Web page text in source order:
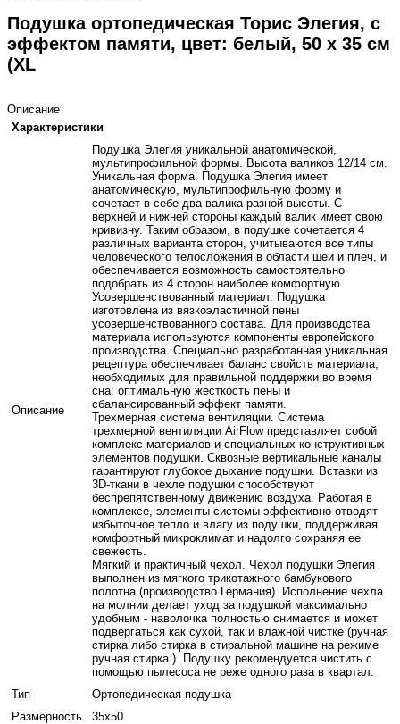
Подушка ортопедическая Торис Элегия, с
эффектом памяти, цвет: белый, 50 х 35 см
(XL
Описание
Характеристики
Описание
Подушка Элегия уникальной анатомической,
мультипрофильной формы. Высота валиков 12/14 см.
Уникальная форма. Подушка Элегия имеет
анатомическую, мультипрофильную форму и
сочетает в себе два валика разной высоты. С
верхней и нижней стороны каждый валик имеет свою
кривизну. Таким образом, в подушке сочетается 4
различных варианта сторон, учитываются все типы
человеческого телосложения в области шеи и плеч, и
обеспечивается возможность самостоятельно
подобрать из 4 сторон наиболее комфортную.
Усовершенствованный материал. Подушка
изготовлена из вязкоэластичной пены
усовершенствованного состава. Для производства
материала используются компоненты европейского
производства. Специально разработанная уникальная
рецептура обеспечивает баланс свойств материала,
необходимых для правильной поддержки во время
сна: оптимальную жесткость пены и
сбалансированный эффект памяти.
Трехмерная система вентиляции. Система
трехмерной вентиляции AirFlow представляет собой
комплекс материалов и специальных конструктивных
элементов подушки. Сквозные вертикальные каналы
гарантируют глубокое дыхание подушки. Вставки из
3D-ткани в чехле подушки способствуют
беспрепятственному движению воздуха. Работая в
комплексе, элементы системы эффективно отводят
избыточное тепло и влагу из подушки, поддерживая
комфортный микроклимат и надолго сохраняя ее
свежесть.
Мягкий и практичный чехол. Чехол подушки Элегия
выполнен из мягкого трикотажного бамбукового
полотна (производство Германия). Исполнение чехла
на молнии делает уход за подушкой максимально
удобным - наволочка полностью снимается и может
подвергаться как сухой, так и влажной чистке (ручная
стирка либо стирка в стиральной машине на режиме
ручная стирка ). Подушку рекомендуется чистить с
помощью пылесоса не реже одного раза в квартал.
Тип
Ортопедическая подушка
Размерность
35x50